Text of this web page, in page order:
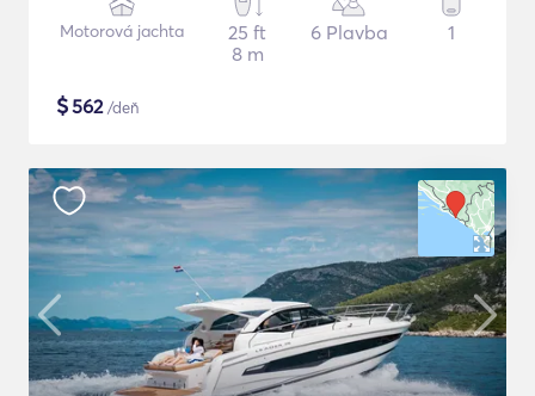
Motorová jachta
25 ft
8 m
6 Plavba 1
$562/deň